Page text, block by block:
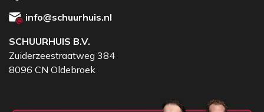
info@schuurhuis.nl
SCHUURHUIS B.V.
Zuiderzeestraatweg 384
8096 CN Oldebroek